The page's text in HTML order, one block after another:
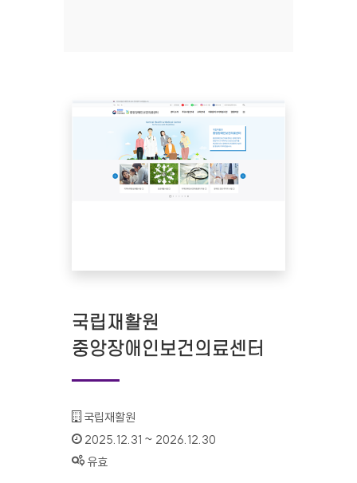
국립재활원
중앙장애인보건의료센터
기관명 :
국립재활원
인증기간 :
2025.12.31 ~ 2026.12.30
상태 :
유효